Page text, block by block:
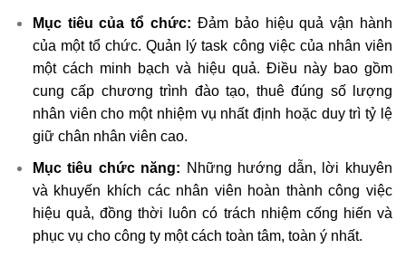
Mục tiêu của tổ chức: Đảm bảo hiệu quả vận hành
của một tổ chức. Quản lý task công việc của nhân viên
một cách minh bạch và hiệu quả. Điều này bao gồm
cung cấp chương trình đào tạo, thuê đúng số lượng
nhân viên cho một nhiệm vụ nhất định hoặc duy trì tỷ lệ
giữ chân nhân viên cao.
Mục tiêu chức năng: Những hướng dẫn, lời khuyên
và khuyến khích các nhân viên hoàn thành công việc
hiệu quả, đồng thời luôn có trách nhiệm cống hiến và
phục vụ cho công ty một cách toàn tâm, toàn ý nhất.